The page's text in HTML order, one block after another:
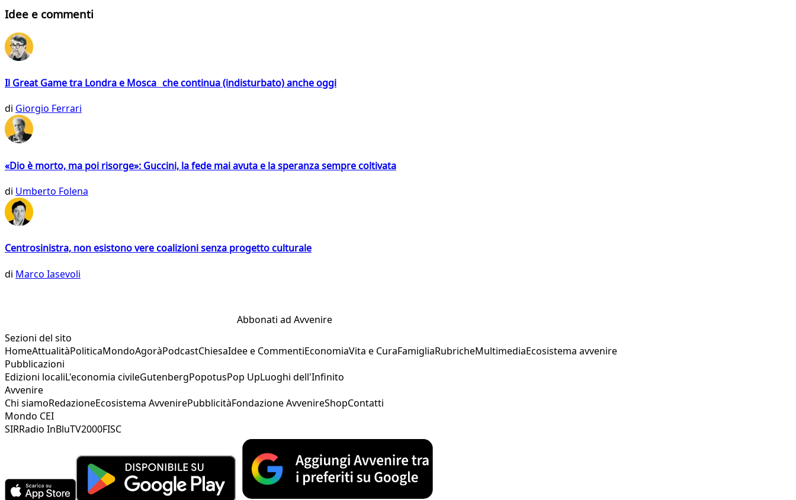
Idee e commenti
Il Great Game tra Londra e Mosca che continua (indisturbato) anche oggi
di Giorgio Ferrari
«Dio è morto, ma poi risorge»: Guccini, la fede mai avuta e la speranza sempre coltivata
di Umberto Folena
Centrosinistra, non esistono vere coalizioni senza progetto culturale
di Marco Iasevoli
Abbonati ad Avvenire
Sezioni del sito
HomeAttualitàPoliticaMondoAgoràPodcastChiesaIdee e CommentiEconomiaVita e CuraFamigliaRubricheMultimediaEcosistema avvenire
Pubblicazioni
Edizioni localiL'economia civileGutenbergPopotusPop UpLuoghi dell'Infinito
Avvenire
Chi siamoRedazioneEcosistema AvvenirePubblicitàFondazione AvvenireShopContatti
Mondo CEI
SIRRadio InBluTV2000FISC